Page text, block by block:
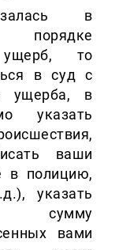
в
то
в суд с
ущерба, в
указать
ваши
в полицию,
указать
сумму
вами